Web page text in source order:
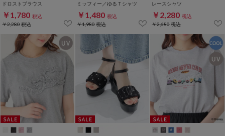
ドロストブラウス
￥1,780 税込
￥2,280税込
ミッフィー／ゆるＴシャツ
￥1,480 税込
￥1,980税込
レースシャツ
￥2,280 税込
￥2,680税込